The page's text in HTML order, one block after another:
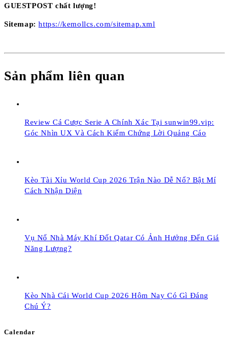
GUESTPOST chất lượng!
Sitemap: https://kemollcs.com/sitemap.xml
Sản phẩm liên quan
Review Cá Cược Serie A Chính Xác Tại sunwin99.vip:
Góc Nhìn UX Và Cách Kiểm Chứng Lời Quảng Cáo
Kèo Tài Xỉu World Cup 2026 Trận Nào Dễ Nổ? Bật Mí
Cách Nhận Diện
Vụ Nổ Nhà Máy Khí Đốt Qatar Có Ảnh Hưởng Đến Giá
Năng Lượng?
Kèo Nhà Cái World Cup 2026 Hôm Nay Có Gì Đáng
Chú Ý?
Calendar